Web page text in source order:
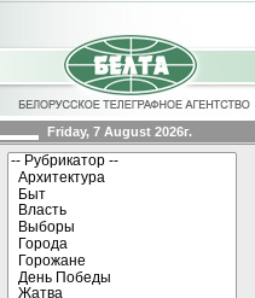
Friday, 7 August 2026г.